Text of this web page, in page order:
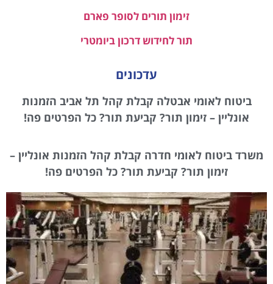
זימון תורים לסופר פארם
תור לחידוש דרכון ביומטרי
עדכונים
ביטוח לאומי אבטלה קבלת קהל תל אביב הזמנות
אונליין – זימון תור? קביעת תור? כל הפרטים פה!
משרד ביטוח לאומי חדרה קבלת קהל הזמנות אונליין –
זימון תור? קביעת תור? כל הפרטים פה!